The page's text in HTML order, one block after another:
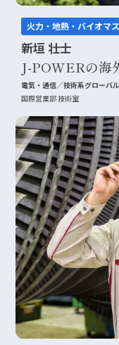
火力・地熱・バイオマス
新垣 壮士
J-POWERの海
電気・通信／技術系グローバ
国際営業部 技術室